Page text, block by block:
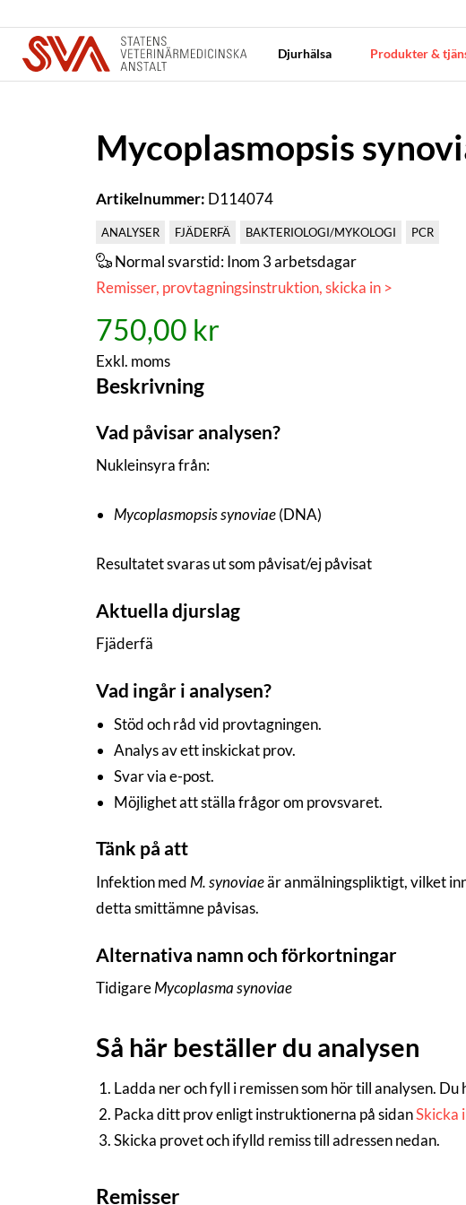
Djurhälsa Produkter &
Mycoplasmopsis
Artikelnummer: D114074
ANALYSER FJÄDERFÄ BAKTERIOLOGI/MYKOLOGI PCR
Normal svarstid:Inom 3 arbetsdagar
Remisser, provtagningsinstruktion, skicka in >
750,00 kr
Exkl. moms
Beskrivning
Vad påvisar analysen?
Nukleinsyra från:
Mycoplasmopsis synoviae(DNA)
Resultatet svaras ut som påvisat/ej påvisat
Aktuella djurslag
Fjäderfä
Vad ingår i analysen?
Stöd och råd vid provtagningen.
Analys av ett inskickat prov.
Svar via e-post.
Möjlighet att ställa frågor om provsvaret.
Tänk på att
Infektion med M. synoviaeär anmälningspliktigt, vilket
detta smittämne påvisas.
Alternativa namn och förkortningar
TidigareMycoplasma synoviae
Så här beställer du analysen
Ladda ner och fyll i remissen som hör till analysen.
Packa ditt prov enligt instruktionerna på sidanSkicka
Skicka provet och ifylld remiss till adressen nedan.
Remisser